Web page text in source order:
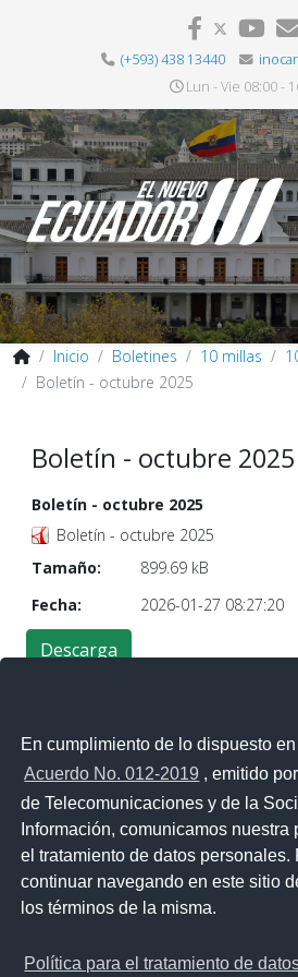
En cumplimiento de lo dispuesto en
Acuerdo No. 012-2019 , emitido
de Telecomunicaciones y de la
Información, comunicamos nuestra
el tratamiento de datos personales.
continuar navegando en este sitio
los términos de la misma.
Política para el tratamiento de
(+593) 438 13440
Lun - Vie 08:00 -
Inicio Boletines 10 millas
Boletín - octubre 2025
Boletín - octubre 2025
Boletín - octubre 2025
Boletín - octubre 2025
Tamaño:
899.69 kB
Fecha:
2026-01-27 08:27:20
Contacto
Portal Trámites
Sistema Nacional de